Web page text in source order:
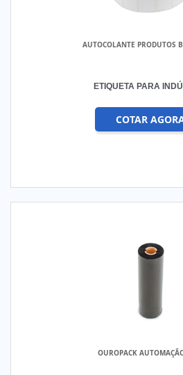
AUTOCOLANTE PRODUTOS
ETIQUETA PARA
COTAR
OUROPACK